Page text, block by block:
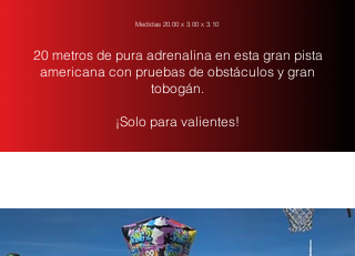
Medidas 20.00 x 3.00 x 3.10
20 metros de pura adrenalina en esta gran pista
americana con pruebas de obstáculos y gran
tobogán.
¡Solo para valientes!